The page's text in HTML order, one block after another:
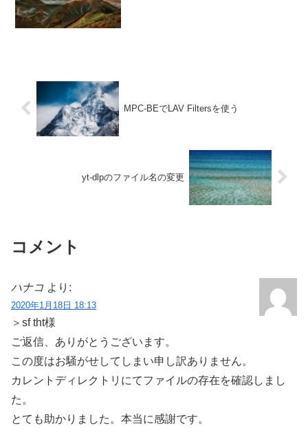
MPC-BEでLAV Filtersを使う
yt-dlpのファイル名の変更
コメント
ハナコ より:
2020年1月18日 18:13
＞sf tht様
ご返信、ありがとうございます。
この度はお騒がせしてしまい申し訳ありません。
カレントディレクトリにてファイルの存在を確認しまし
た。
とても助かりました。本当に感謝です。